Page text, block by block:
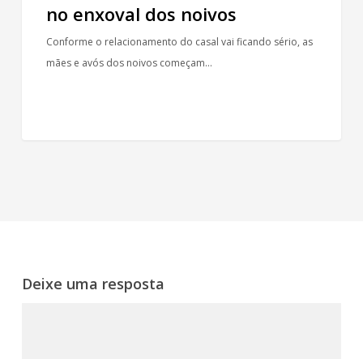
no enxoval dos noivos
Conforme o relacionamento do casal vai ficando sério, as
mães e avós dos noivos começam…
Deixe uma resposta